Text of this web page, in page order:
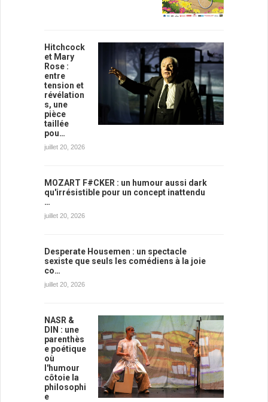
Hitchcock
et Mary
Rose :
entre
tension et
révélation
s, une
pièce
taillée
pou…
juillet 20, 2026
MOZART F#CKER : un humour aussi dark
qu'irrésistible pour un concept inattendu
…
juillet 20, 2026
Desperate Housemen : un spectacle
sexiste que seuls les comédiens à la joie
co…
juillet 20, 2026
NASR &
DIN : une
parenthès
e poétique
où
l'humour
côtoie la
philosophi
e